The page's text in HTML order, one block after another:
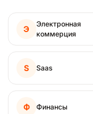
Э
Электронная
коммерция
S Saas
Ф Финансы